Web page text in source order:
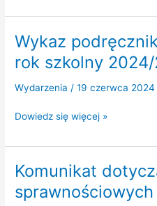
Łuczniczy
Wykaz
rok szkolny
Wydarzenia /19 czerwca 2024
Wykaz
do
religii
na
rok
Dowiedz się więcej »
Komunikat
sprawnościowych